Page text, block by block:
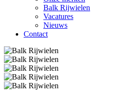
Balk Rijwielen
Vacatures
Nieuws
Contact